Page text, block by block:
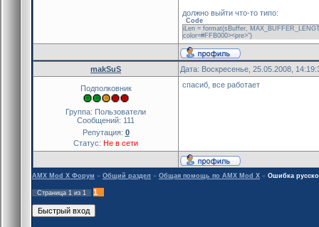
должно выйти что-то типо:
Code
iLen = format(sBuffer,
color=#FFB000><pre>")
makSuS Дата: Воскресенье, 25.05.2008,
Подполковник
Группа: Пользователи
Сообщений: 111
Репутация: 0
Статус: Не в сети
спасиб, все работает
AMX Mod X Форум » Общий раздел » Общая помощь по AMX Mod X » Ошибка
Страница 1 из 1 1